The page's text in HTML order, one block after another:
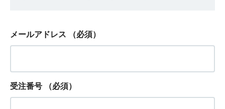
メールアドレス （必須）
受注番号 （必須）